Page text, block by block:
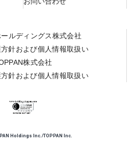
ルディングス株式会社
針および個人情報取扱い
株式会社
針および個人情報取扱い
Holdings Inc./TOPPAN Inc.